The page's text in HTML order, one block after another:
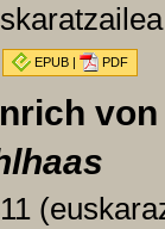
EPUB| PDF